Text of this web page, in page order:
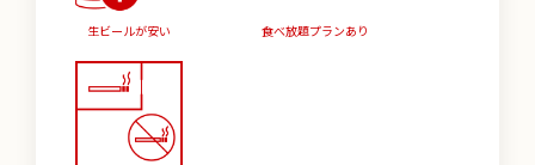
生ビールが安い 食べ放題プランあり